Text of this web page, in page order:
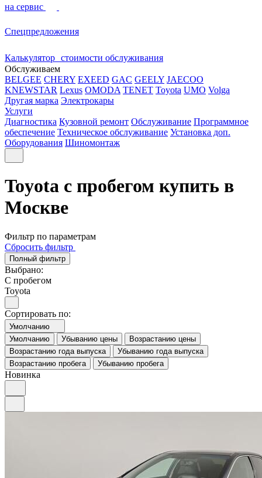
на сервис
Спецпредложения
Калькулятор стоимости обслуживания
Обслуживаем
BELGEE CHERY EXEED GAC GEELY JAECOO
KNEWSTAR Lexus OMODA TENET Toyota UMO Volga
Другая марка Электрокары
Услуги
Диагностика Кузовной ремонт Обслуживание Программное
обеспечение Техническое обслуживание Установка доп.
Оборудования Шиномонтаж
Toyota с пробегом купить в
Москве
Фильтр по параметрам
Сбросить фильтр
Полный фильтр
Выбрано:
С пробегом
Toyota
Сортировать по:
Умолчанию
Умолчанию
Убыванию цены
Возрастанию цены
Возрастанию года выпуска
Убыванию года выпуска
Возрастанию пробега
Убыванию пробега
Новинка